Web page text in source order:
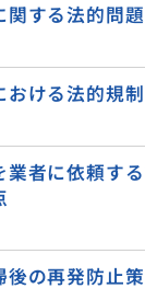
関する法的問
おける法的規
業者に依頼す
後の再発防止